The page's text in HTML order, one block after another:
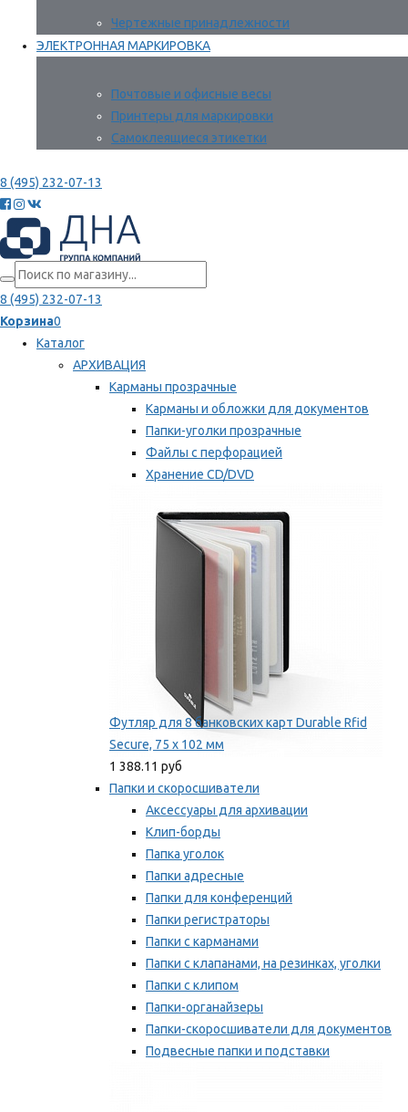
Чертежные принадлежности
ЭЛЕКТРОННАЯ МАРКИРОВКА
Почтовые и офисные весы
Принтеры для маркировки
Самоклеящиеся этикетки
8 (495) 232-07-13
8 (495) 232-07-13
Корзина0
Каталог
АРХИВАЦИЯ
Карманы прозрачные
Карманы и обложки для документов
Папки-уголки прозрачные
Файлы с перфорацией
Хранение CD/DVD
Мы рекомендуем
Футляр для 8 банковских карт Durable Rfid
Secure, 75 х 102 мм
1 388.11 руб
Папки и скоросшиватели
Аксессуары для архивации
Клип-борды
Папка уголок
Папки адресные
Папки для конференций
Папки регистраторы
Папки с карманами
Папки с клапанами, на резинках, уголки
Папки с клипом
Папки-органайзеры
Папки-скоросшиватели для документов
Подвесные папки и подставки